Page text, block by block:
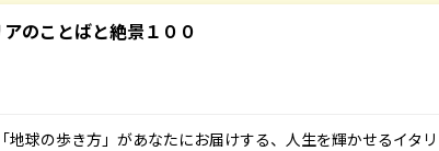
のことばと絶景１００
球の歩き方」があなたにお届けする、人生を輝かせるイタリ